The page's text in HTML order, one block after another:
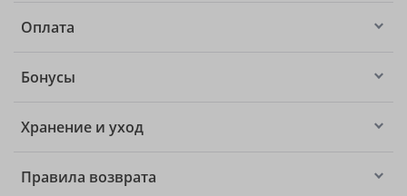
Оплата
Бонусы
Хранение и уход
Правила возврата